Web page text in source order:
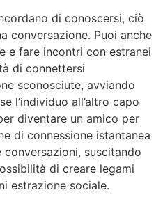
di conoscersi, ciò
conversazione. Puoi anche
e fare incontri con estranei
di connettersi
sconosciute, avviando
l’individuo all’altro capo
diventare un amico per
di connessione istantanea
suscitando
di creare legami
estrazione sociale.